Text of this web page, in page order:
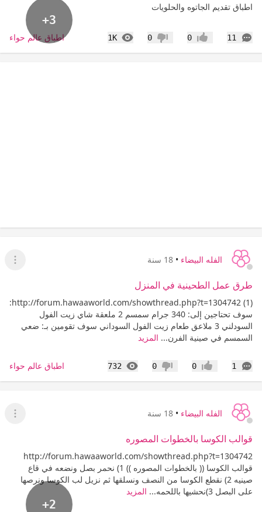
اطباق تقديم الجاتوه والحلويات
+3
11
التعليقات إعجاب0 عدم إعجاب
0
1K
المشاهدات اطباق عالم حواء
الفله البيضاء • 18 سنة
عرض
طرق عمل الطحينية في المنزل
http://forum.hawaaworld.com/showthread.php?t=1304742 (1):
سوف تحتاجين إلى: 340 جرام سمسم 2 ملعقة شاي زيت الفول
السودلني 3 ملاعق طعام زيت الفول السوداني سوف تقومين بـ: ضعي
السمسم في صينية الفرن... المزيد
1
التعليقات إعجاب0 عدم إعجاب
0
732
المشاهدات اطباق عالم حواء
الفله البيضاء • 18 سنة
عرض
قوالب الكوسا بالخطوات المصوره
http://forum.hawaaworld.com/showthread.php?t=1304742
قوالب الكوسا (( بالخطوات المصوره )) 1) نحمر بصل ونضعه في قاع
صينيه 2) نقطع الكوسا من النصف ونسلقها ثم نزيل لب الكوسا ونرصها
على البصل 3)نحشيها باللحمه...
المزيد
+2